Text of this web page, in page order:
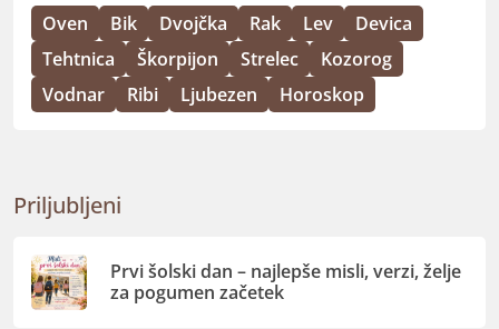
Oven Bik Dvojčka Rak Lev
Devica
Tehtnica
Škorpijon Strelec
Kozorog
Vodnar
Ribi Ljubezen Horoskop
Priljubljeni
Prvi šolski dan – najlepše misli, verzi, želje
za pogumen začetek